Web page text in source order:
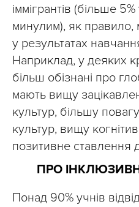
іммігрантів (більше
минулим), як
у результатах
Наприклад, у деяких
більш обізнані про
мають вищу
культур, більшу
культур, вищу
позитивне ставлення
ПРО
Понад 90% учнів